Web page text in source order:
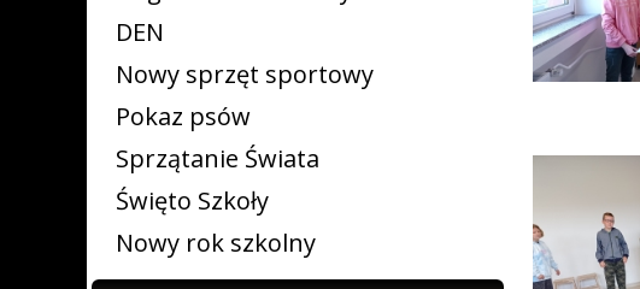
DEN
Nowy sprzęt sportowy
Pokaz psów
Sprzątanie Świata
Święto Szkoły
Nowy rok szkolny